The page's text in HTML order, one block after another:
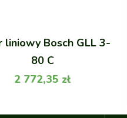
liniowy Bosch GLL 3-
80 C
2 772,35 zł